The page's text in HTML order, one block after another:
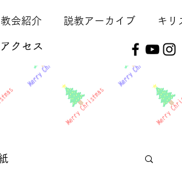
教会紹介 説教アーカイブ キリ
アクセス